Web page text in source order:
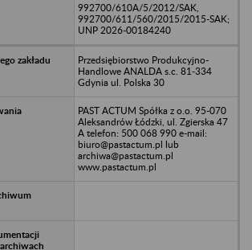
992700/610A/5/2012/SAK,
992700/611/560/2015/2015-SAK;
UNP 2026-00184240
Przedsiębiorstwo Produkcyjno-
Handlowe ANALDA s.c. 81-334
Gdynia ul. Polska 30
PAST ACTUM Spółka z o.o. 95-070
Aleksandrów Łódzki, ul. Zgierska 47
A telefon: 500 068 990 e-mail:
biuro@pastactum.pl lub
archiwa@pastactum.pl
www.pastactum.pl